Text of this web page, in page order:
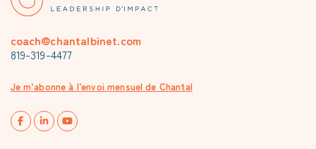
coach@chantalbinet.com
819-319-4477
Je m’abonne à l’envoi mensuel de Chantal